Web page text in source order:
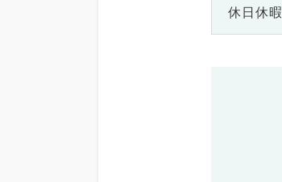
休日休暇